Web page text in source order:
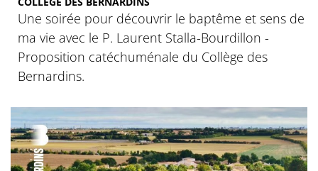
Une soirée pour découvrir le baptême et sens de
ma vie avec le P. Laurent Stalla-Bourdillon -
Proposition catéchuménale du Collège des
Bernardins.